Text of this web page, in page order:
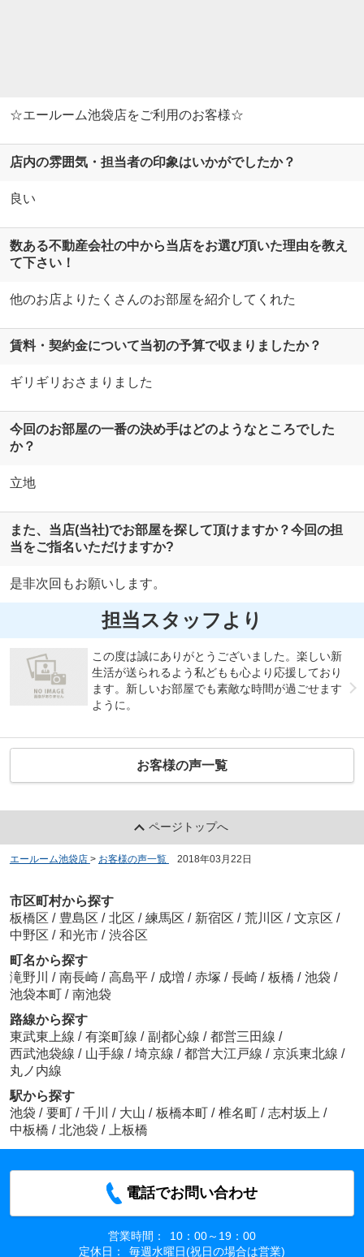
☆エールーム池袋店をご利用のお客様☆
店内の雰囲気・担当者の印象はいかがでしたか？
良い
数ある不動産会社の中から当店をお選び頂いた理由を教え
て下さい！
他のお店よりたくさんのお部屋を紹介してくれた
賃料・契約金について当初の予算で収まりましたか？
ギリギリおさまりました
今回のお部屋の一番の決め手はどのようなところでした
か？
立地
また、当店(当社)でお部屋を探して頂けますか？今回の担
当をご指名いただけますか?
是非次回もお願いします。
担当スタッフより
この度は誠にありがとうございました。楽しい新
生活が送られるよう私どもも心より応援しており
ます。新しいお部屋でも素敵な時間が過ごせます
ように。
お客様の声一覧
ページトップへ
エールーム池袋店 > お客様の声一覧 2018年03月22日
市区町村から探す
板橋区 / 豊島区 / 北区 / 練馬区 / 新宿区 / 荒川区 / 文京区 /
中野区 / 和光市 / 渋谷区
町名から探す
滝野川 / 南長崎 / 高島平 / 成増 / 赤塚 / 長崎 / 板橋 / 池袋 /
池袋本町 / 南池袋
路線から探す
東武東上線 / 有楽町線 / 副都心線 / 都営三田線 /
西武池袋線 / 山手線 / 埼京線 / 都営大江戸線 / 京浜東北線 /
丸ノ内線
駅から探す
池袋 / 要町 / 千川 / 大山 / 板橋本町 / 椎名町 / 志村坂上 /
中板橋 / 北池袋 / 上板橋
電話でお問い合わせ
営業時間：
10：00～19：00
定休日：
毎週水曜日(祝日の場合は営業)